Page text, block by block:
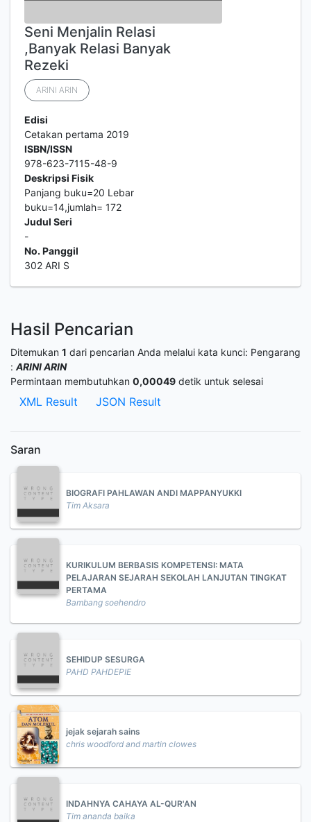
Seni Menjalin Relasi
,Banyak Relasi Banyak
Rezeki
ARINI ARIN
Edisi
Cetakan pertama 2019
ISBN/ISSN
978-623-7115-48-9
Deskripsi Fisik
Panjang buku=20 Lebar
buku=14,jumlah= 172
Judul Seri
-
No. Panggil
302 ARI S
Hasil Pencarian
Ditemukan 1 dari pencarian Anda melalui kata kunci: Pengarang
: ARINI ARIN
Permintaan membutuhkan 0,00049 detik untuk selesai
XML Result JSON Result
Saran
BIOGRAFI PAHLAWAN ANDI MAPPANYUKKI
Tim Aksara
KURIKULUM BERBASIS KOMPETENSI: MATA
PELAJARAN SEJARAH SEKOLAH LANJUTAN TINGKAT
PERTAMA
Bambang soehendro
SEHIDUP SESURGA
PAHD PAHDEPIE
jejak sejarah sains
chris woodford and martin clowes
INDAHNYA CAHAYA AL-QUR'AN
Tim ananda baika